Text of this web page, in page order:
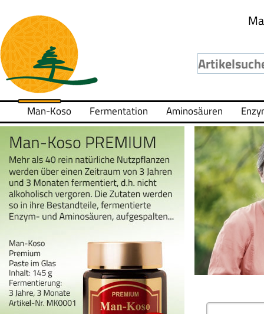
Man-Koso Fermentation Aminosäuren